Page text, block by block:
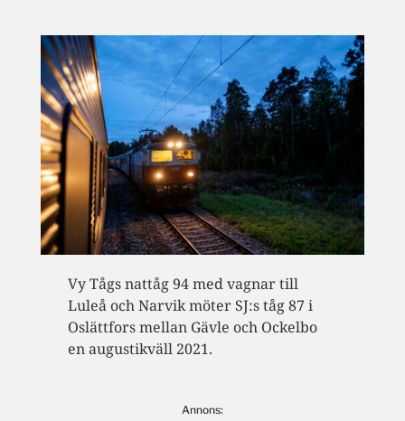
Vy Tågs nattåg 94 med vagnar till
Luleå och Narvik möter SJ:s tåg 87 i
Oslättfors mellan Gävle och Ockelbo
en augustikväll 2021.
Annons: